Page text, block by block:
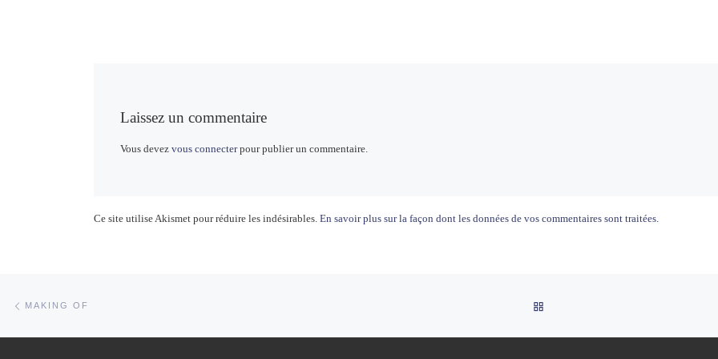
Laissez un commentaire
Vous devez vous connecterpour publier un commentaire.
Ce site utilise Akismet pour réduire les indésirables. En savoir plus sur la façon dont les données de vos commentaires sont traitées
Parcourir les articles
MAKING OF